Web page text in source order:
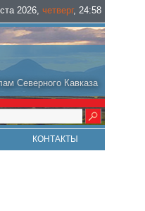
2026, четверг, 24:58
Северного Кавказа
КОНТАКТЫ